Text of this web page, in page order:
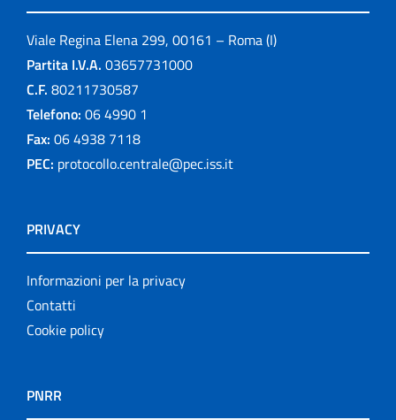
Viale Regina Elena 299, 00161 – Roma (I)
Partita I.V.A. 03657731000
C.F. 80211730587
Telefono: 06 4990 1
Fax: 06 4938 7118
PEC: protocollo.centrale@pec.iss.it
PRIVACY
Informazioni per la privacy
Contatti
Cookie policy
PNRR